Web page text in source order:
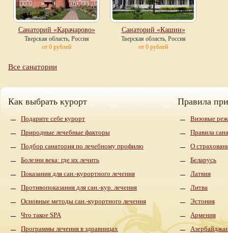
Санаторий «Карачарово»
Тверская область, Россия
от 0 рублей
Санаторий «Кашин»
Тверская область, Россия
от 0 рублей
Все санатории
Как выбрать курорт
Подарите себе курорт
Природные лечебные факторы
Подбор санатория по лечебному профилю
Болезни века: где их лечить
Показания для сан.-курортного лечения
Противопоказания для сан.-кур. лечения
Основные методы сан.-курортного лечения
Что такое SPA
Программы лечения в здравницах
Правила
Визовые
Правила
О
Беларусь
Латвия
Литва
Эстония
Армения